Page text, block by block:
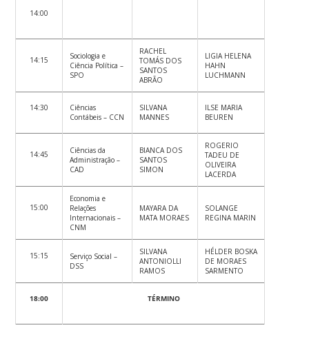
14:00
14:15
Sociologia e
Ciência Política –
SPO
RACHEL
TOMÁS DOS
SANTOS
ABRÃO
LIGIA HELENA
HAHN
LUCHMANN
14:30
Ciências
Contábeis – CCN
SILVANA
MANNES
ILSE MARIA
BEUREN
14:45
Ciências da
Administração –
CAD
BIANCA DOS
SANTOS
SIMON
ROGERIO
TADEU DE
OLIVEIRA
LACERDA
15:00
Economia e
Relações
Internacionais –
CNM
MAYARA DA
MATA MORAES
SOLANGE
REGINA MARIN
15:15
Serviço Social –
DSS
SILVANA
ANTONIOLLI
RAMOS
HÉLDER BOSKA
DE MORAES
SARMENTO
18:00 TÉRMINO